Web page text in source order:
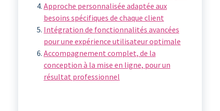
Approche personnalisée adaptée aux
besoins spécifiques de chaque client
Intégration de fonctionnalités avancées
pour une expérience utilisateur optimale
Accompagnement complet, de la
conception à la mise en ligne, pour un
résultat professionnel